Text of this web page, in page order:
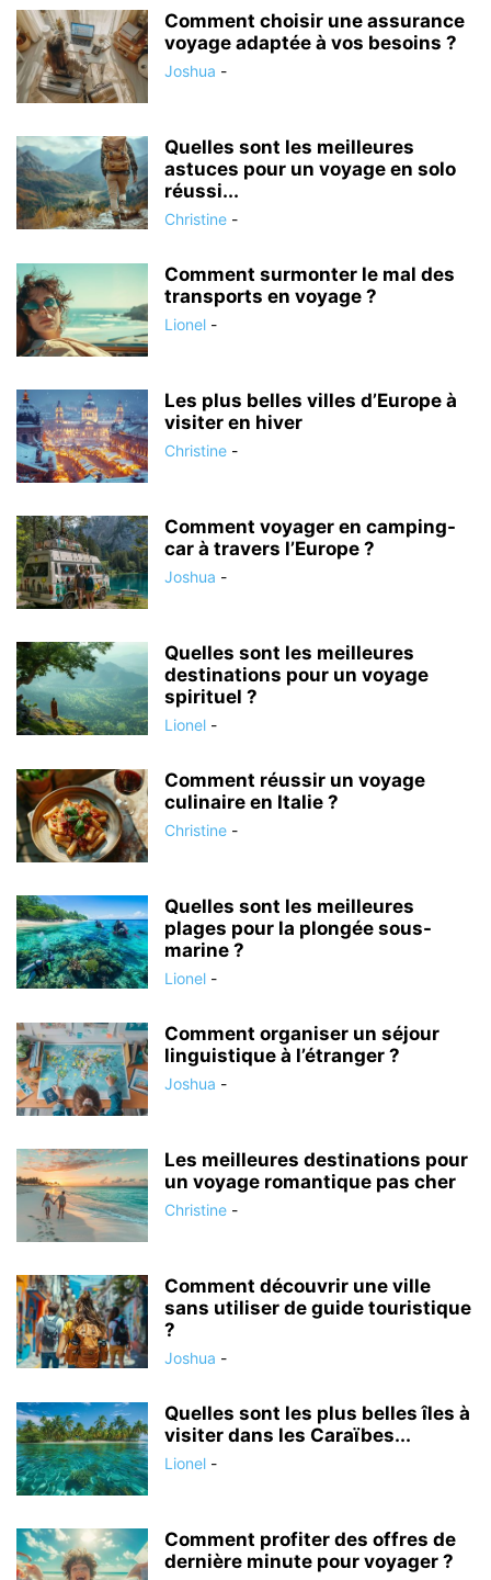
Comment choisir une assurance
voyage adaptée à vos besoins ?
Joshua -
Quelles sont les meilleures
astuces pour un voyage en solo
réussi...
Christine -
Comment surmonter le mal des
transports en voyage ?
Lionel -
Les plus belles villes d’Europe à
visiter en hiver
Christine -
Comment voyager en camping-
car à travers l’Europe ?
Joshua -
Quelles sont les meilleures
destinations pour un voyage
spirituel ?
Lionel -
Comment réussir un voyage
culinaire en Italie ?
Christine -
Quelles sont les meilleures
plages pour la plongée sous-
marine ?
Lionel -
Comment organiser un séjour
linguistique à l’étranger ?
Joshua -
Les meilleures destinations pour
un voyage romantique pas cher
Christine -
Comment découvrir une ville
sans utiliser de guide touristique
?
Joshua -
Quelles sont les plus belles îles à
visiter dans les Caraïbes...
Lionel -
Comment profiter des offres de
dernière minute pour voyager ?